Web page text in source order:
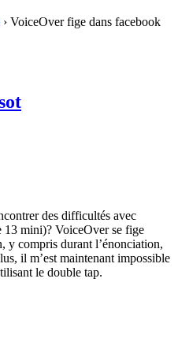
› VoiceOver fige dans facebook
des difficultés avec
13 mini)? VoiceOver se fige
y compris durant l’énonciation,
il m’est maintenant impossible
le double tap.